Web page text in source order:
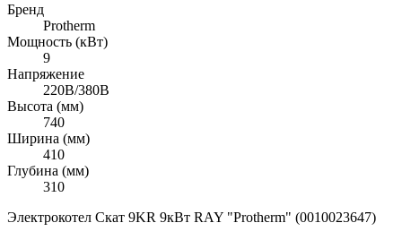
Бренд
Protherm
Мощность (кВт)
9
Напряжение
220В/380В
Высота (мм)
740
Ширина (мм)
410
Глубина (мм)
310
Электрокотел Скат 9KR 9кВт RAY "Protherm" (0010023647)